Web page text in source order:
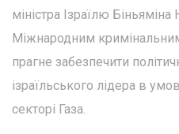
міністра Ізраїлю
Міжнародним
прагне забезпечити
ізраїльського лідера в
секторі Газа.